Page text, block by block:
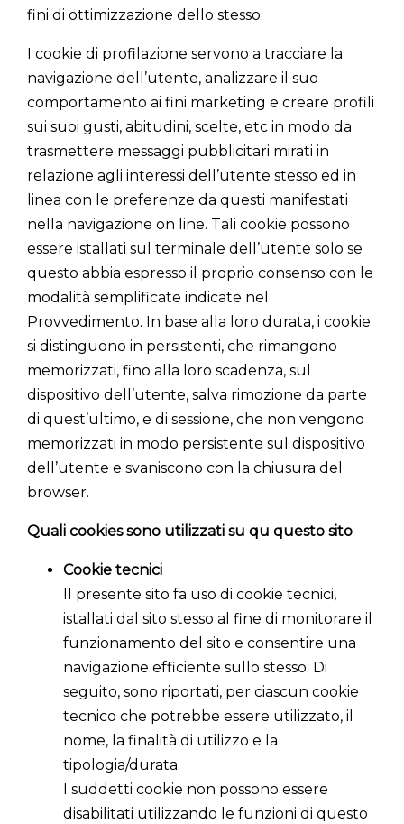
fini di ottimizzazione dello stesso.
I cookie di profilazione servono a tracciare la
navigazione dell’utente, analizzare il suo
comportamento ai fini marketing e creare profili
sui suoi gusti, abitudini, scelte, etc in modo da
trasmettere messaggi pubblicitari mirati in
relazione agli interessi dell’utente stesso ed in
linea con le preferenze da questi manifestati
nella navigazione on line. Tali cookie possono
essere istallati sul terminale dell’utente solo se
questo abbia espresso il proprio consenso con le
modalità semplificate indicate nel
Provvedimento. In base alla loro durata, i cookie
si distinguono in persistenti, che rimangono
memorizzati, fino alla loro scadenza, sul
dispositivo dell’utente, salva rimozione da parte
di quest’ultimo, e di sessione, che non vengono
memorizzati in modo persistente sul dispositivo
dell’utente e svaniscono con la chiusura del
browser.
Quali cookies sono utilizzati su qu questo sito
Cookie tecnici
Il presente sito fa uso di cookie tecnici,
istallati dal sito stesso al fine di monitorare il
funzionamento del sito e consentire una
navigazione efficiente sullo stesso. Di
seguito, sono riportati, per ciascun cookie
tecnico che potrebbe essere utilizzato, il
nome, la finalità di utilizzo e la
tipologia/durata.
I suddetti cookie non possono essere
disabilitati utilizzando le funzioni di questo